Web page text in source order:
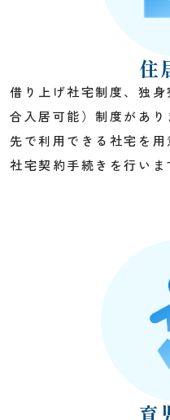
住
借り上げ社宅制度、独
合入居可能）制度があ
先で利用できる社宅を
社宅契約手続きを行いま
育